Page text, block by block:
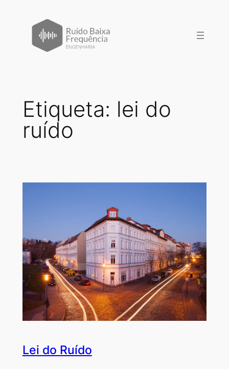
conteúdo
Etiqueta: lei do
ruído
Lei do Ruído